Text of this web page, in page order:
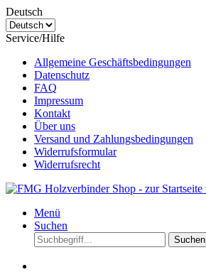
Deutsch
Service/Hilfe
Allgemeine Geschäftsbedingungen
Datenschutz
FAQ
Impressum
Kontakt
Über uns
Versand und Zahlungsbedingungen
Widerrufsformular
Widerrufsrecht
Menü
Suchen
Suchen